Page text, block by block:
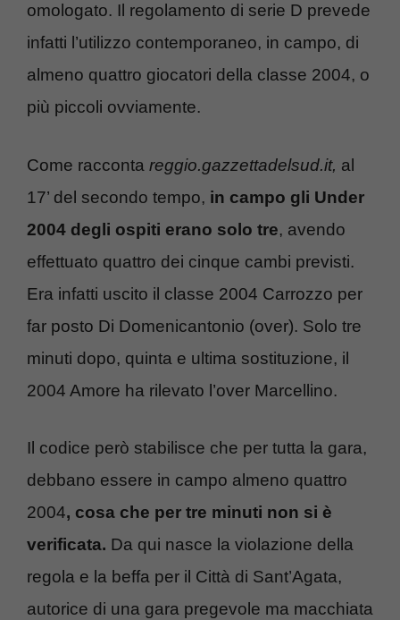
omologato. Il regolamento di serie D prevede
infatti l’utilizzo contemporaneo, in campo, di
almeno quattro giocatori della classe 2004, o
più piccoli ovviamente.
Come racconta reggio.gazzettadelsud.it, al
17’ del secondo tempo, in campo gli Under
2004 degli ospiti erano solo tre, avendo
effettuato quattro dei cinque cambi previsti.
Era infatti uscito il classe 2004 Carrozzo per
far posto Di Domenicantonio (over). Solo tre
minuti dopo, quinta e ultima sostituzione, il
2004 Amore ha rilevato l’over Marcellino.
Il codice però stabilisce che per tutta la gara,
debbano essere in campo almeno quattro
2004, cosa che per tre minuti non si è
verificata. Da qui nasce la violazione della
regola e la beffa per il Città di Sant’Agata,
autorice di una gara pregevole ma macchiata